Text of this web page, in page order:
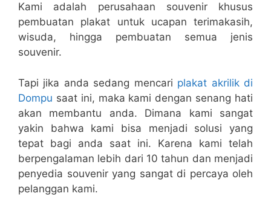
Kami adalah perusahaan souvenir khusus
pembuatan plakat untuk ucapan terimakasih,
wisuda, hingga pembuatan semua jenis
souvenir.
Tapi jika anda sedang mencari plakat akrilik di
Dompu saat ini, maka kami dengan senang hati
akan membantu anda. Dimana kami sangat
yakin bahwa kami bisa menjadi solusi yang
tepat bagi anda saat ini. Karena kami telah
berpengalaman lebih dari 10 tahun dan menjadi
penyedia souvenir yang sangat di percaya oleh
pelanggan kami.